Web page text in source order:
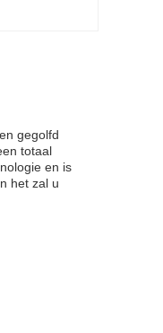
gegolfd
totaal
en is
het zal u